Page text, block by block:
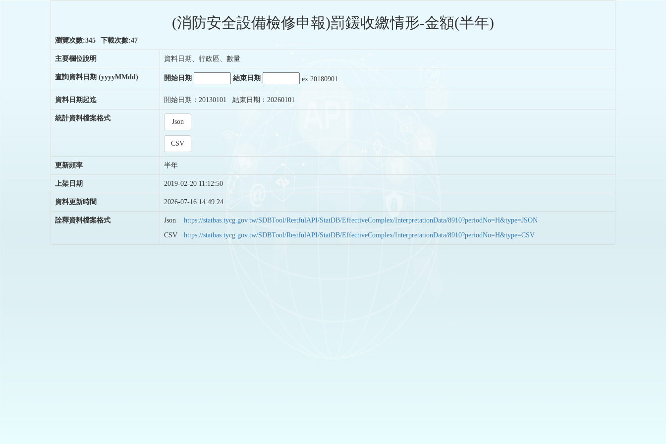
(消防安全設備檢修申報)罰鍰收繳情形-金額(半年)
瀏覽次數:345 下載次數:47
主要欄位說明 資料日期、行政區、數量
查詢資料日期 (yyyyMMdd) 開始日期 結束日期 ex:20180901
資料日期起迄 開始日期：20130101 結束日期：20260101
統計資料檔案格式 Json
CSV
更新頻率 半年
上架日期 2019-02-20 11:12:50
資料更新時間 2026-07-16 14:49:24
詮釋資料檔案格式 Json
https://statbas.tycg.gov.tw/SDBTool/RestfulAPI/StatDB/EffectiveComplex/InterpretationData/8910?periodNo=H&type=JSON
CSV
https://statbas.tycg.gov.tw/SDBTool/RestfulAPI/StatDB/EffectiveComplex/InterpretationData/8910?periodNo=H&type=CSV